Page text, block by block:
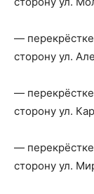
—
сторону ул.
—
сторону ул.
—
сторону ул.